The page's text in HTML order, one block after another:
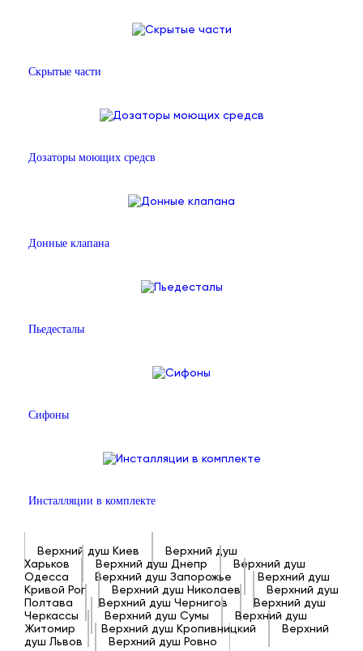
Скрытые части
Дозаторы моющих средсв
Донные клапана
Пьедесталы
Сифоны
Инсталляции в комплекте
Верхний душ Киев
Верхний душ
Харьков
Верхний душ Днепр
Верхний душ
Одесса
Верхний душ Запорожье
Верхний душ
Кривой Рог
Верхний душ Николаев
Верхний душ
Полтава
Верхний душ Чернигов
Верхний душ
Черкассы
Верхний душ Сумы
Верхний душ
Житомир
Верхний душ Кропивницкий
Верхний
душ Львов
Верхний душ Ровно